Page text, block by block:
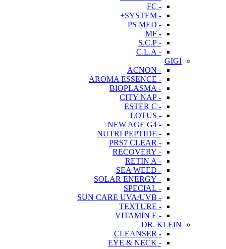
- FC
- SYSTEM+
- PS MED
- MF
- S.C.P
- C.L.A
GIGI
- ACNON
- AROMA ESSENCE
- BIOPLASMA
- CITY NAP
- ESTER C
- LOTUS
- NEW AGE G4
- NUTRI PEPTIDE
- PRS7 CLEAR
- RECOVERY
- RETIN A
- SEA WEED
- SOLAR ENERGY
- SPECIAL
- SUN CARE UVA/UVB
- TEXTURE
- VITAMIN E
DR. KLEIN
- CLEANSER
- EYE & NECK